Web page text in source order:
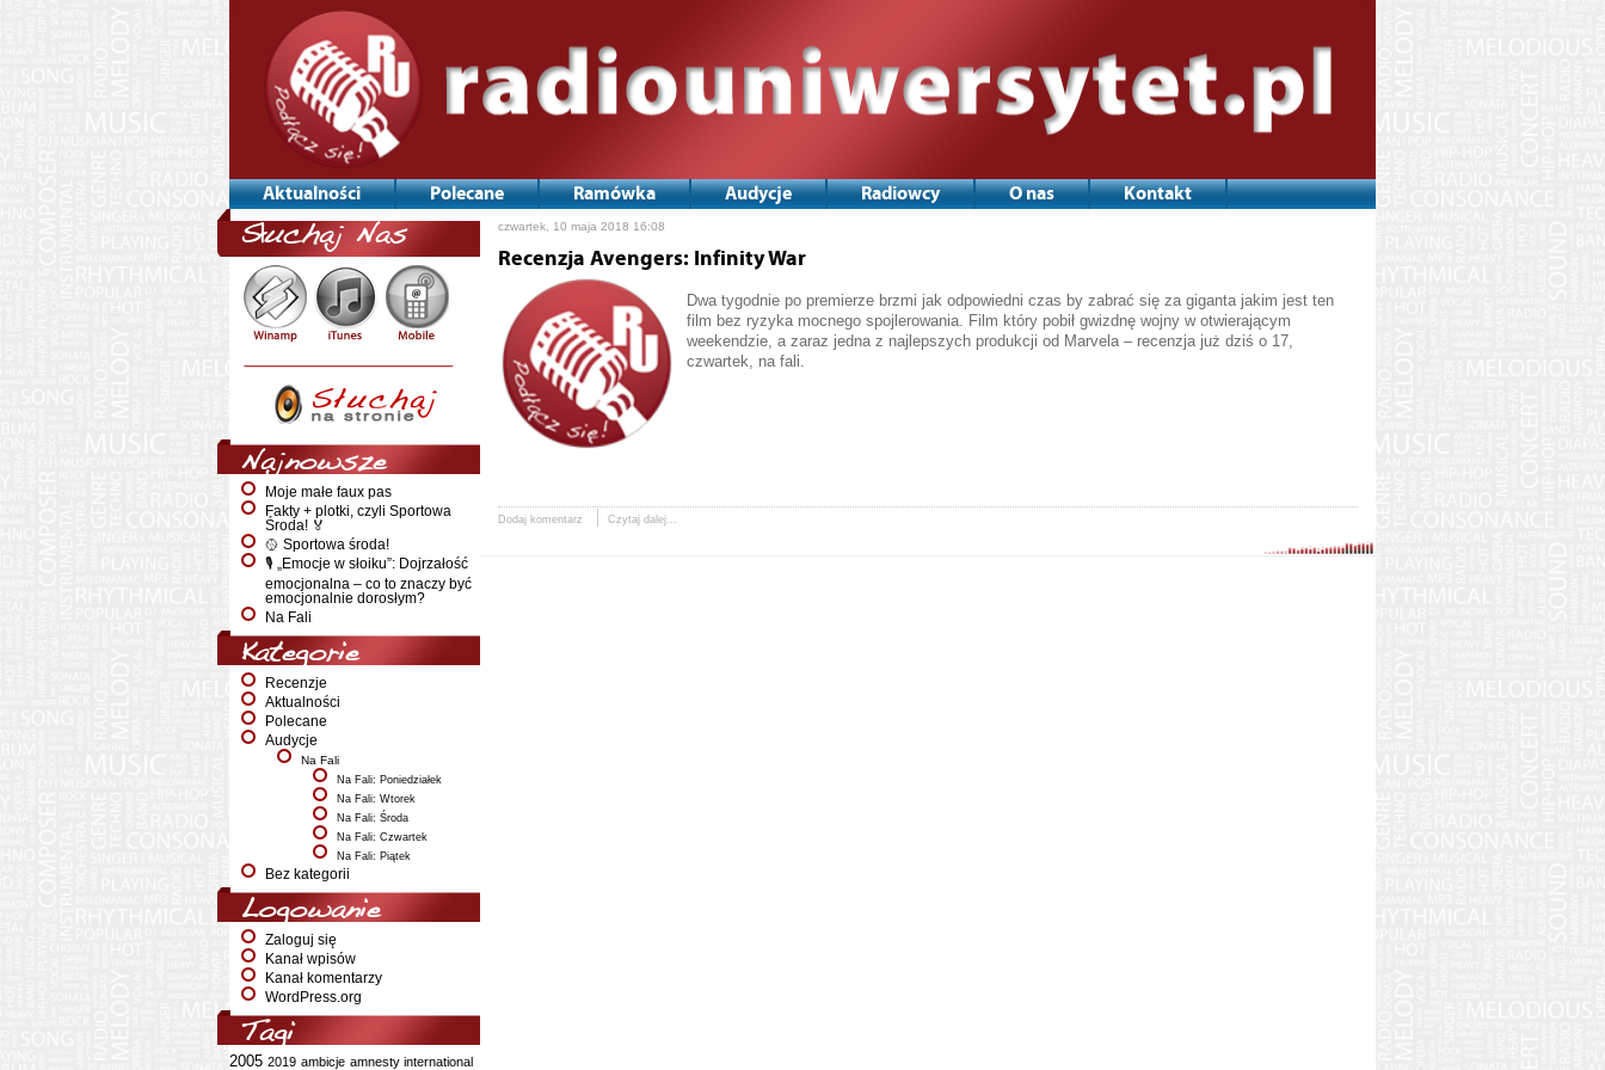
Aktualności Polecane Ramówka Audycje Radiowcy O nas Kontakt
Słuchaj Nas
Najnowsze
Moje małe faux pas
Fakty + plotki, czyli Sportowa
Środa! 🏅
🥎 Sportowa środa!
🎙️ „Emocje w słoiku”: Dojrzałość
emocjonalna – co to znaczy być
emocjonalnie dorosłym?
Na Fali
Kategorie
Recenzje
Aktualności
Polecane
Audycje
Na Fali
Na Fali: Poniedziałek
Na Fali: Wtorek
Na Fali: Środa
Na Fali: Czwartek
Na Fali: Piątek
Bez kategorii
Logowanie
Zaloguj się
Kanał wpisów
Kanał komentarzy
WordPress.org
Tagi
2005 2019 ambicje amnesty international
czwartek, 10 maja 2018 16:08
Recenzja Avengers: Infinity War
Dwa tygodnie po premierze brzmi jak odpowiedni czas by zabrać się za giganta jakim jest ten
film bez ryzyka mocnego spojlerowania. Film który pobił gwizdnę wojny w otwierającym
weekendzie, a zaraz jedna z najlepszych produkcji od Marvela – recenzja już dziś o 17,
czwartek, na fali.
Dodaj komentarz Czytaj dalej...